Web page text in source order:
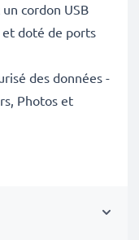
cordon USB
doté de ports
des données -
Photos et